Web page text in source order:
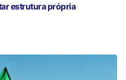
estrutura própria